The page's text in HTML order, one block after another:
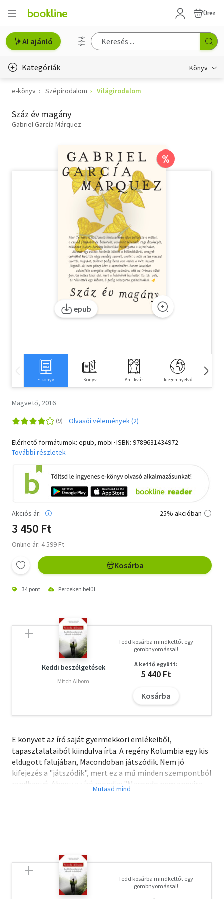
Üres
AI ajánló
Kategóriák Könyv
Életmód, egészség
Erotika
Hobbi, szabadidő
Szótár, nyelvkönyv
Tankönyv, segédkönyv
Természettudomány
e-könyv Szépirodalom Világirodalom
Száz év magány
Gabriel García Márquez
%
epub
E-könyv Könyv Antikvár Idegen nyelvű
Magvető, 2016
Olvasói vélemények (2)
Elérhető formátumok: epub, mobi･ISBN: 9789631434972
További részletek
Akciós ár:
3 450 Ft
Online ár: 4 599 Ft
25% akcióban
Kosárba
34 pont Perceken belül
Keddi beszélgetések
Mitch Albom
Tedd kosárba mindkettőt egy
gombnyomással!
A kettő együtt:
5 440 Ft
Kosárba
E könyvet az író saját gyermekkori emlékeiből,
tapasztalataiból kiindulva írta. A regény Kolumbia egy kis
eldugott falujában, Macondoban játszódik. Nem jó
kifejezés a "játszódik", mert ez a mű minden szempontból
rendhagyó. Ahogy az író mondja: "Macondo nem annyira
földrajzi hely, mint inkább lelkiállapot." Ezt a falut sok
ilyenkor. Ezekben a falvakban mindent vastag por lep,
amit a szél felkavar - de nincs eső, ami lemosná. Az élet
hihetetlenül monoton, még az évszakok is csak alig
észrevehetően változnak. Az eldugott falvacskákban
Tedd kosárba mindkettőt egy
gombnyomással!